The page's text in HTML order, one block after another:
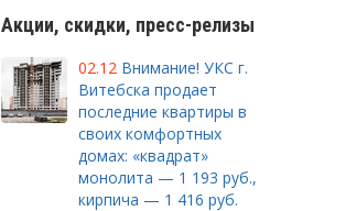
Акции, скидки, пресс-релизы
02.12 Внимание! УКС г.
Витебска продает
последние квартиры в
своих комфортных
домах: «квадрат»
монолита — 1 193 руб.,
кирпича — 1 416 руб.